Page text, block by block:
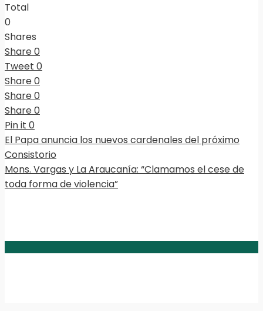
Total
0
Shares
Share0
Tweet 0
Share0
Share0
Share0
Pin it 0
El Papa anuncia los nuevos cardenales del próximo
Consistorio
Mons. Vargas y La Araucanía: “Clamamos el cese de
toda forma de violencia”